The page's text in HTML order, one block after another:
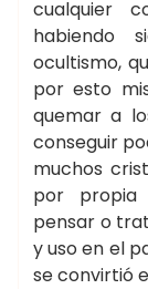
cualquier
habiendo
ocultismo,
por esto
quemar a
conseguir
muchos
por propia
pensar o
y uso en el
se convirtió